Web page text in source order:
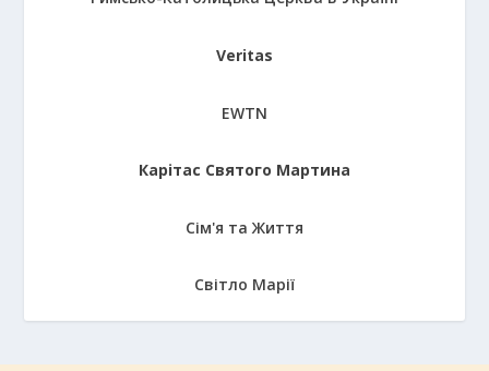
Veritas
EWTN
Карітас Святого Мартина
Сім'я та Життя
Світло Марії